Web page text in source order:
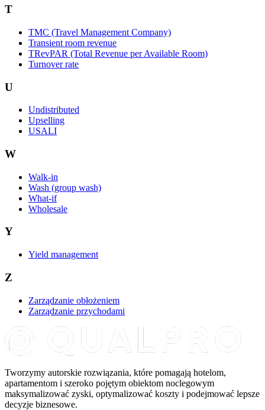
T
TMC (Travel Management Company)
Transient room revenue
TRevPAR (Total Revenue per Available Room)
Turnover rate
U
Undistributed
Upselling
USALI
W
Walk-in
Wash (group wash)
What-if
Wholesale
Y
Yield management
Z
Zarządzanie obłożeniem
Zarządzanie przychodami
Tworzymy autorskie rozwiązania, które pomagają hotelom,
apartamentom i szeroko pojętym obiektom noclegowym
maksymalizować zyski, optymalizować koszty i podejmować lepsze
decyzje biznesowe.